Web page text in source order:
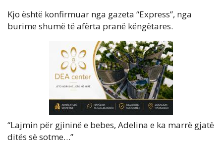
Kjo është konfirmuar nga gazeta “Express”, nga
burime shumë të afërta pranë këngëtares.
“Lajmin për gjininë e bebes, Adelina e ka marrë gjatë
ditës së sotme…”